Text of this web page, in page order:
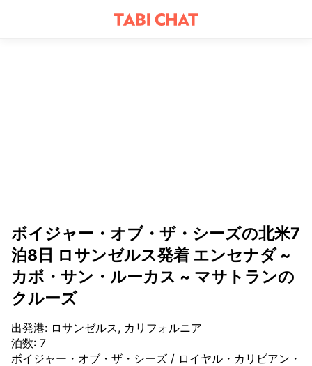
ボイジャー・オブ・ザ・シーズの北米7
泊8日 ロサンゼルス発着 エンセナダ ~
カボ・サン・ルーカス ~ マサトランの
クルーズ
出発港: ロサンゼルス, カリフォルニア
泊数: 7
ボイジャー・オブ・ザ・シーズ / ロイヤル・カリビアン・